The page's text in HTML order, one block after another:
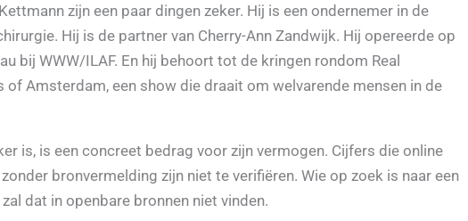
zijn een paar dingen zeker. Hij is een ondernemer in de
Hij is de partner van Cherry-Ann Zandwijk. Hij opereerde op
bij WWW/ILAF. En hij behoort tot de kringen rondom Real
of Amsterdam, een show die draait om welvarende mensen in de
is, is een concreet bedrag voor zijn vermogen. Cijfers die online
bronvermelding zijn niet te verifiëren. Wie op zoek is naar een
dat in openbare bronnen niet vinden.